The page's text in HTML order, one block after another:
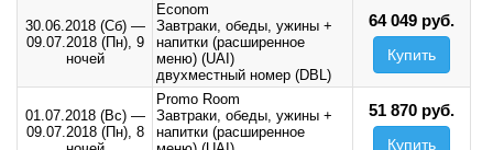
30.06.2018 (Сб)—
09.07.2018 (Пн), 9
ночей
Econom
Завтраки, обеды, ужины +
напитки (расширенное
меню) (UAI)
двухместный номер (DBL)
64 049 руб.
Купить
01.07.2018 (Вс)—
09.07.2018 (Пн), 8
Promo Room
Завтраки, обеды, ужины +
напитки (расширенное
51 870 руб.
Купить